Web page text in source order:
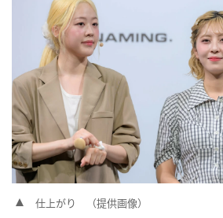
仕上がり （提供画像）